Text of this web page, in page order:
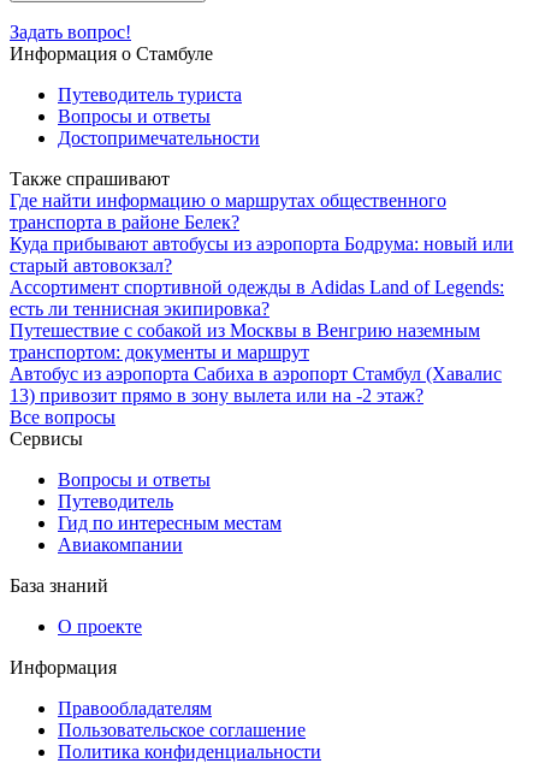
Задать вопрос!
Информация о Стамбуле
Путеводитель туриста
Вопросы и ответы
Достопримечательности
Также спрашивают
Где найти информацию о маршрутах общественного
транспорта в районе Белек?
Куда прибывают автобусы из аэропорта Бодрума: новый или
старый автовокзал?
Ассортимент спортивной одежды в Adidas Land of Legends:
есть ли теннисная экипировка?
Путешествие с собакой из Москвы в Венгрию наземным
транспортом: документы и маршрут
Автобус из аэропорта Сабиха в аэропорт Стамбул (Хавалис
13) привозит прямо в зону вылета или на -2 этаж?
Все вопросы
Сервисы
Вопросы и ответы
Путеводитель
Гид по интересным местам
Авиакомпании
База знаний
О проекте
Информация
Правообладателям
Пользовательское соглашение
Политика конфиденциальности